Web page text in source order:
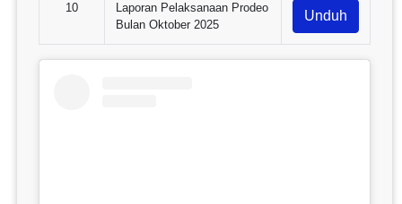
10
Laporan Pelaksanaan Prodeo
Bulan Oktober 2025
Unduh